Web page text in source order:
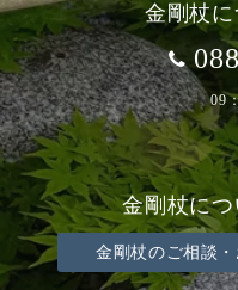
金剛杖
09
金剛杖に
金剛杖のご相談